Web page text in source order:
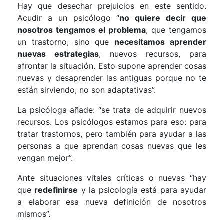
Hay que desechar prejuicios en este sentido.
Acudir a un psicólogo “no quiere decir que
nosotros tengamos el problema, que tengamos
un trastorno, sino que necesitamos aprender
nuevas estrategias, nuevos recursos, para
afrontar la situación. Esto supone aprender cosas
nuevas y desaprender las antiguas porque no te
están sirviendo, no son adaptativas”.
La psicóloga añade: “se trata de adquirir nuevos
recursos. Los psicólogos estamos para eso: para
tratar trastornos, pero también para ayudar a las
personas a que aprendan cosas nuevas que les
vengan mejor”.
Ante situaciones vitales críticas o nuevas “hay
que redefinirse y la psicología está para ayudar
a elaborar esa nueva definición de nosotros
mismos”.